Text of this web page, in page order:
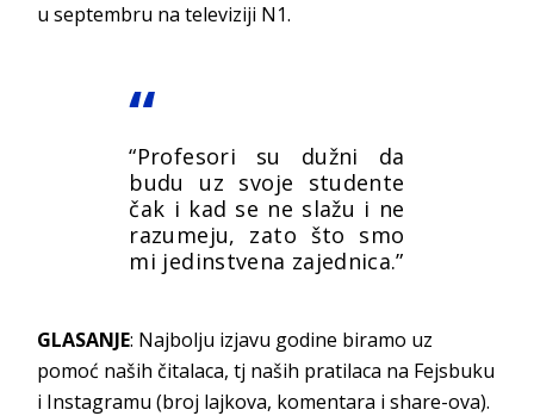
u septembru na televiziji N1.
“Profesori su dužni da
budu uz svoje studente
čak i kad se ne slažu i ne
razumeju, zato što smo
mi jedinstvena zajednica.”
GLASANJE: Najbolju izjavu godine biramo uz
pomoć naših čitalaca, tj naših pratilaca na Fejsbuku
i Instagramu (broj lajkova, komentara i share-ova).